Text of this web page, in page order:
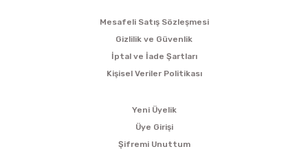
Mesafeli Satış Sözleşmesi
Gizlilik ve Güvenlik
İptal ve İade Şartları
Kişisel Veriler Politikası
Yeni Üyelik
Üye Girişi
Şifremi Unuttum